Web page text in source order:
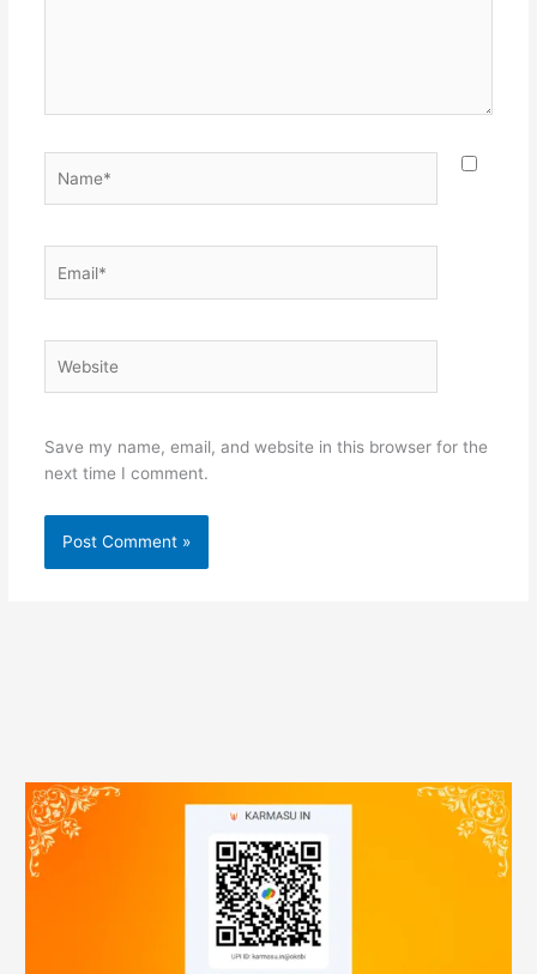
Save my name, email, and website in this browser for the
next time I comment.